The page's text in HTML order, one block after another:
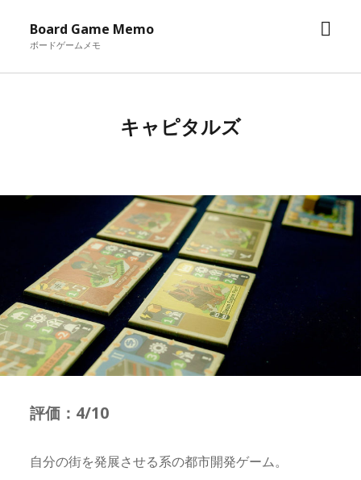
Board Game Memo
ボードゲームメモ
メ
キャピタルズ
評価：4/10
自分の街を発展させる系の都市開発ゲーム。